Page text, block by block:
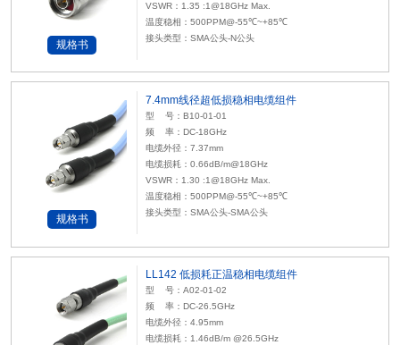
规格书
VSWR：1.35 :1@18GHz Max.
温度稳相：500PPM@-55℃~+85℃
接头类型：SMA公头-N公头
规格书
7.4mm线径超低损稳相电缆组件
型 号：B10-01-01
频 率：DC-18GHz
电缆外径：7.37mm
电缆损耗：0.66dB/m@18GHz
VSWR：1.30 :1@18GHz Max.
温度稳相：500PPM@-55℃~+85℃
接头类型：SMA公头-SMA公头
LL142 低损耗正温稳相电缆组件
型 号：A02-01-02
频 率：DC-26.5GHz
电缆外径：4.95mm
电缆损耗：1.46dB/m @26.5GHz